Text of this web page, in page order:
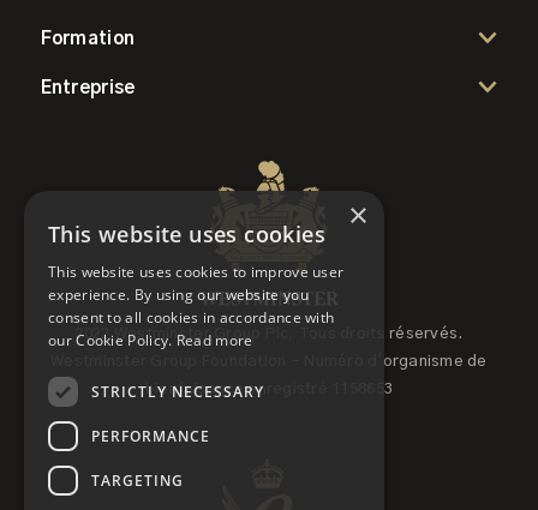
Formation
Entreprise
2022 Westminster Group Plc, Tous droits réservés.
Westminster Group Foundation - Numéro d'organisme de
bienfaisance enregistré 1158653
×
This website uses cookies
This website uses cookies to improve user
experience. By using our website you
consent to all cookies in accordance with
our Cookie Policy. Read more
STRICTLY NECESSARY
PERFORMANCE
TARGETING